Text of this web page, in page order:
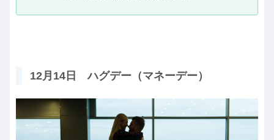
12月14日 ハグデー（マネーデー）